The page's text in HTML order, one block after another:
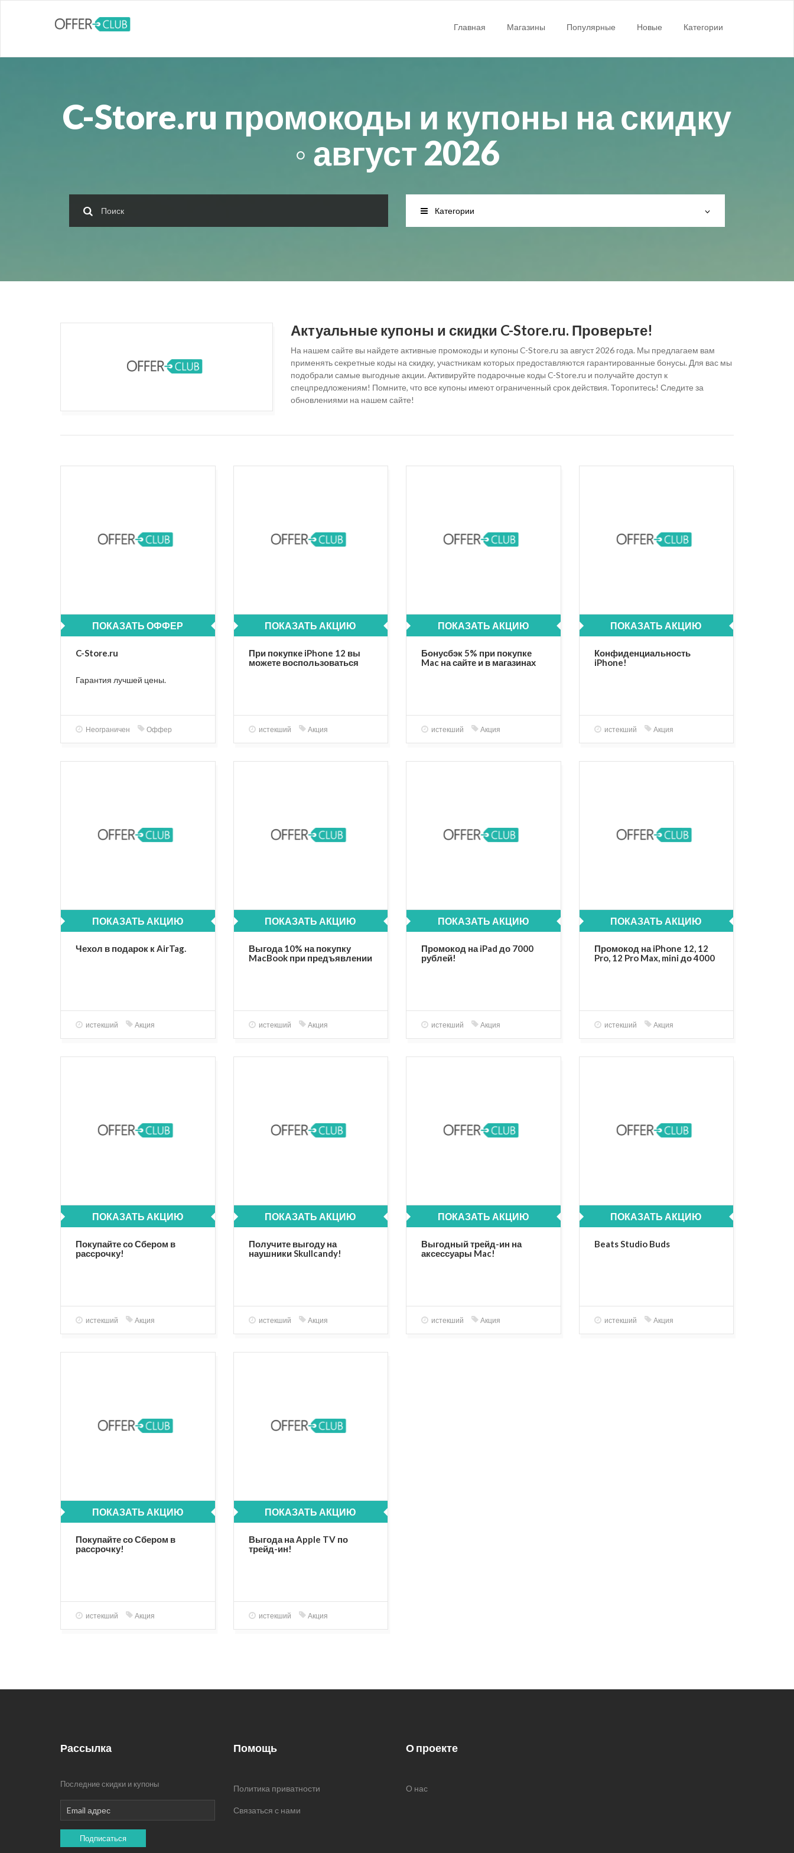
Главная Магазины Популярные Новые Категории
C-Store.ru промокоды и купоны на скидку
◦ август 2026
Категории
Актуальные купоны и скидки C-Store.ru. Проверьте!
На нашем сайте вы найдете активные промокоды и купоны C-Store.ru за август 2026 года. Мы предлагаем вам
применять секретные коды на скидку, участникам которых предоставляются гарантированные бонусы. Для вас мы
подобрали самые выгодные акции. Активируйте подарочные коды C-Store.ru и получайте доступ к
спецпредложениям! Помните, что все купоны имеют ограниченный срок действия. Торопитесь! Следите за
обновлениями на нашем сайте!
ПОКАЗАТЬ ОФФЕР
C-Store.ru
Гарантия лучшей цены.
Неограничен Оффер
ПОКАЗАТЬ АКЦИЮ
При покупке iPhone 12 вы
можете воспользоваться
истекший Акция
ПОКАЗАТЬ АКЦИЮ
Бонусбэк 5% при покупке
Mac на сайте и в магазинах
истекший Акция
ПОКАЗАТЬ АКЦИЮ
Конфиденциальность
iPhone!
истекший Акция
ПОКАЗАТЬ АКЦИЮ
Чехол в подарок к AirTag.
истекший Акция
ПОКАЗАТЬ АКЦИЮ
Выгода 10% на покупку
MacBook при предъявлении
истекший Акция
ПОКАЗАТЬ АКЦИЮ
Промокод на iPad до 7000
рублей!
истекший Акция
ПОКАЗАТЬ АКЦИЮ
Промокод на iPhone 12, 12
Pro, 12 Pro Max, mini до 4000
истекший Акция
ПОКАЗАТЬ АКЦИЮ
Покупайте со Сбером в
рассрочку!
истекший Акция
ПОКАЗАТЬ АКЦИЮ
Получите выгоду на
наушники Skullcandy!
истекший Акция
ПОКАЗАТЬ АКЦИЮ
Выгодный трейд-ин на
аксессуары Mac!
истекший Акция
ПОКАЗАТЬ АКЦИЮ
Beats Studio Buds
истекший Акция
ПОКАЗАТЬ АКЦИЮ
Покупайте со Сбером в
рассрочку!
истекший Акция
ПОКАЗАТЬ АКЦИЮ
Выгода на Apple TV по
трейд-ин!
истекший Акция
Рассылка
Последние скидки и купоны
Подписаться
Помощь
Политика приватности
Связаться с нами
О проекте
О нас